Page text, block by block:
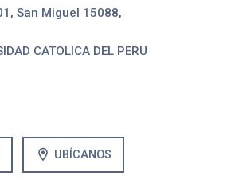
San Miguel 15088,
CATOLICA DEL PERU
location_on UBÍCANOS